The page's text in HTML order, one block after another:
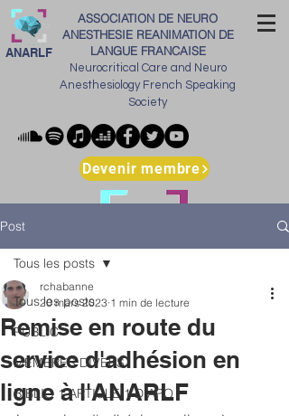
ASSOCIATION DE NEURO
ANESTHESIE REANIMATION DE
LANGUE FRANCAISE
Neurocritical Care and Neuro
Anesthesiology French Speaking
Society
ANARLF
Devenir membre
Post
Tous les posts
PUBLIC
MEMBRES DIVERS
BIBLIO 1 ARTICLE 1 DIAPO
Tous les posts
Remise en route du
service d'adhésion en
ligne à l'ANARLF
rchabanne
20 mars 2023 1 min de lecture